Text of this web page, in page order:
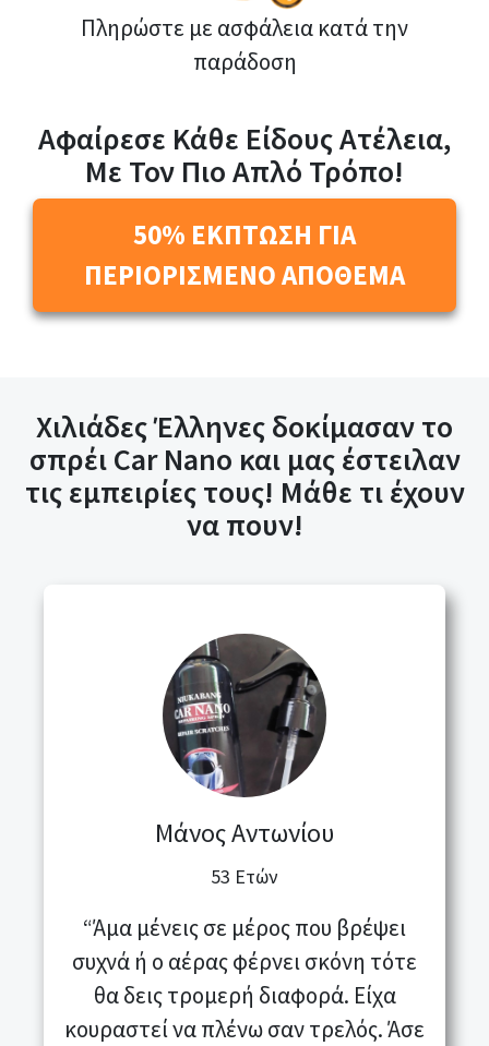
Πληρώστε με ασφάλεια κατά την
παράδοση
Αφαίρεσε Κάθε Είδους Ατέλεια,
Με Τον Πιο Απλό Τρόπο!
50% ΕΚΠΤΩΣΗ ΓΙΑ
ΠΕΡΙΟΡΙΣΜΕΝΟ ΑΠΟΘΕΜΑ
Χιλιάδες Έλληνες δοκίμασαν το
σπρέι Car Nano και μας έστειλαν
τις εμπειρίες τους! Μάθε τι έχουν
να πουν!
Μάνος Αντωνίου
53 Ετών
“Άμα μένεις σε μέρος που βρέψει
συχνά ή ο αέρας φέρνει σκόνη τότε
θα δεις τρομερή διαφορά. Είχα
κουραστεί να πλένω σαν τρελός. Άσε